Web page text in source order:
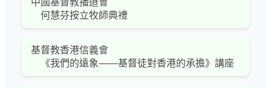
中國基督教播道會
何慧芬按立牧師典禮
基督教香港信義會
《我們的遠象――基督徒對香港的承擔》講座